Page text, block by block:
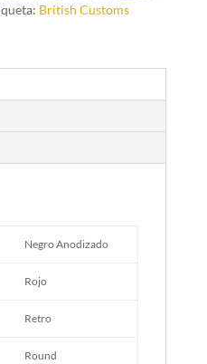
British Customs
Negro Anodizado
Rojo
Retro
Round